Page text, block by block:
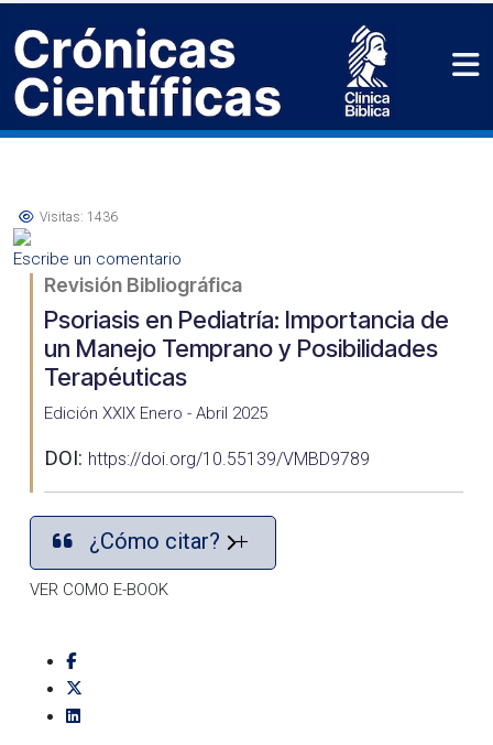
Visitas: 1436
Escribe un comentario
Revisión Bibliográfica
Psoriasis en Pediatría: Importancia de
un Manejo Temprano y Posibilidades
Terapéuticas
Edición XXIX Enero - Abril 2025
DOI: https://doi.org/10.55139/VMBD9789
¿Cómo citar?
VER COMO E-BOOK